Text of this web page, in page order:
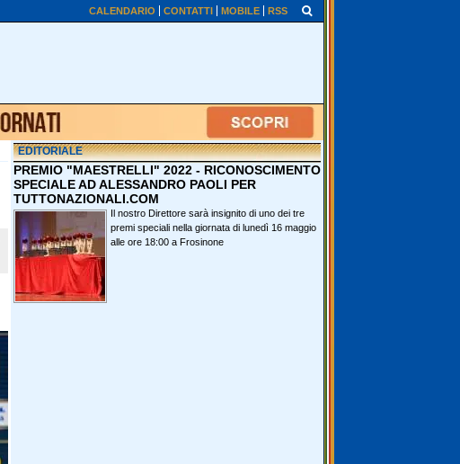
CALENDARIO CONTATTI MOBILE RSS
EDITORIALE
PREMIO "MAESTRELLI" 2022 - RICONOSCIMENTO
SPECIALE AD ALESSANDRO PAOLI PER
TUTTONAZIONALI.COM
Il nostro Direttore sarà insignito di uno dei tre
premi speciali nella giornata di lunedì 16 maggio
alle ore 18:00 a Frosinone